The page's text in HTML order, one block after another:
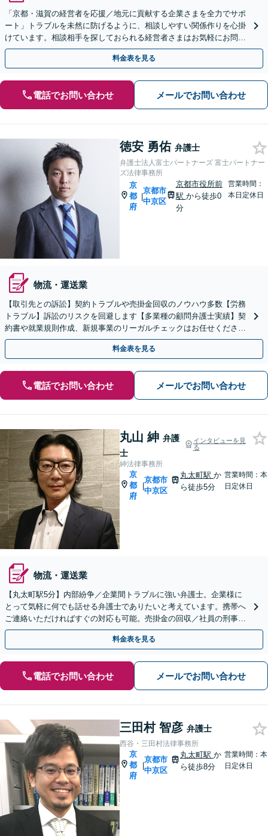
「京都・滋賀の経営者を応援／地元に貢献する企業さまを全力でサポ
ート」トラブルを未然に防げるように、相談しやすい関係作りを心掛
けています。相談相手を探しておられる経営者さまはお気軽にお問合
せください【休日・夜間相談あり】
料金表を見る
電話でお問い合わせ メールでお問い合わせ
徳安 勇佑 弁護士
弁護士法人富士パートナーズ 富士パートナー
ズ法律事務所
京
都
府
|
京都市
中京区
京都市役所前
駅 から徒歩0
分
営業時間：
本日定休日
物流・運送業
【取引先との訴訟】契約トラブルや売掛金回収のノウハウ多数【労務
トラブル】訴訟のリスクを回避します【多業種の顧問弁護士実績】契
約書や就業規則作成、新規事業のリーガルチェックはお任せくださ
い。単発のご依頼OK。
料金表を見る
電話でお問い合わせ メールでお問い合わせ
丸山 紳 弁護
士
インタビューを見
る
紳法律事務所
京
都
府
|
京都市
中京区
丸太町駅か
ら徒歩5分
営業時間：本
日定休日
物流・運送業
【丸太町駅5分】内部紛争／企業間トラブルに強い弁護士。企業様に
とって気軽に何でも話せる弁護士でありたいと考えています。携帯へ
ご連絡いただければすぐの対応も可能。売掛金の回収／社員の刑事事
件などにも幅広く対応【完全個室】
料金表を見る
電話でお問い合わせ メールでお問い合わせ
三田村 智彦 弁護士
西谷・三田村法律事務所
京
都
府
|
京都市
中京区
丸太町駅か
ら徒歩8分
営業時間：本
日定休日